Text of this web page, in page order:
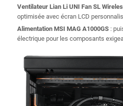
Ventilateur Lian Li UNI Fan SL
optimisée avec écran LCD
Alimentation MSI MAG A1000GS :
électrique pour les composants